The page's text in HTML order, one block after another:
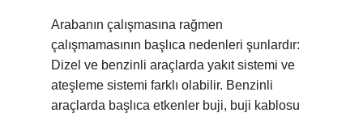
Arabanın çalışmasına rağmen
çalışmamasının başlıca nedenleri şunlardır:
Dizel ve benzinli araçlarda yakıt sistemi ve
ateşleme sistemi farklı olabilir. Benzinli
araçlarda başlıca etkenler buji, buji kablosu